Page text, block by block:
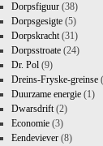
Dorpsfiguur(38)
Dorpsgesigte(5)
Dorpskracht(31)
Dorpsstroate(24)
Dr. Pol(9)
Dreins-Fryske-greinse
Duurzame energie(1)
Dwarsdrift(2)
Economie(3)
Eendeviever(8)